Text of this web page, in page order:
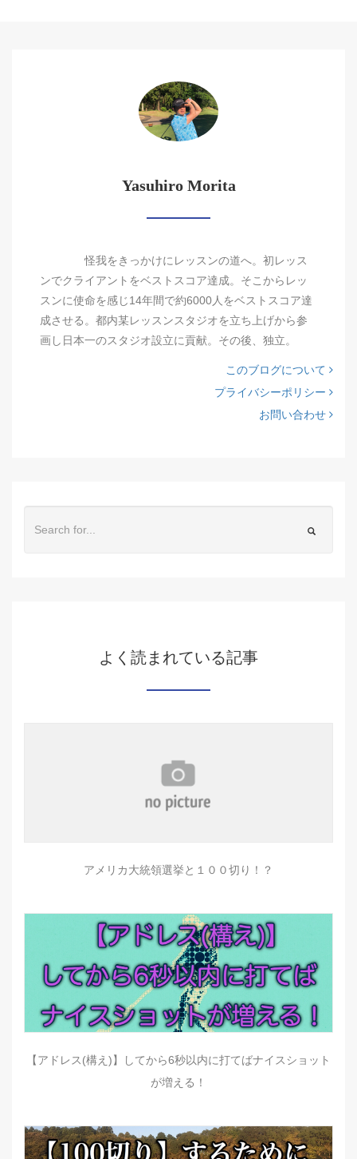
Yasuhiro Morita
怪我をきっかけにレッスンの道へ。初レッス
ンでクライアントをベストスコア達成。そこからレッ
スンに使命を感じ14年間で約6000人をベストスコア達
成させる。都内某レッスンスタジオを立ち上げから参
画し日本一のスタジオ設立に貢献。その後、独立。
このブログについて
プライバシーポリシー
お問い合わせ
よく読まれている記事
アメリカ大統領選挙と１００切り！？
【アドレス(構え)】してから6秒以内に打てばナイスショット
が増える！